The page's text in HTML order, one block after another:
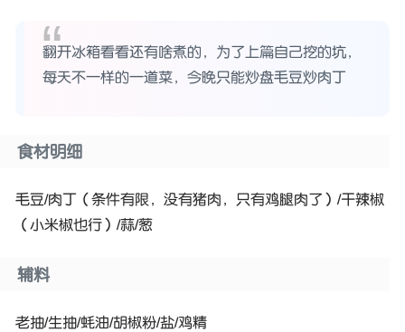
翻开冰箱看看还有啥煮的，为了上篇自己挖的坑，
每天不一样的一道菜，今晚只能炒盘毛豆炒肉丁
食材明细
毛豆/肉丁（条件有限，没有猪肉，只有鸡腿肉了）/干辣椒
（小米椒也行）/蒜/葱
辅料
老抽/生抽/蚝油/胡椒粉/盐/鸡精